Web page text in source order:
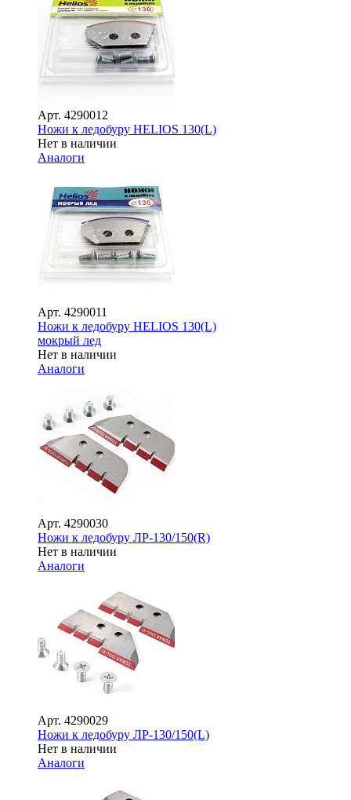
Арт. 4290012
Ножи к ледобуру HELIOS 130(L)
Нет в наличии
Аналоги
Арт. 4290011
Ножи к ледобуру HELIOS 130(L)
мокрый лед
Нет в наличии
Аналоги
Арт. 4290030
Ножи к ледобуру ЛР-130/150(R)
Нет в наличии
Аналоги
Арт. 4290029
Ножи к ледобуру ЛР-130/150(L)
Нет в наличии
Аналоги